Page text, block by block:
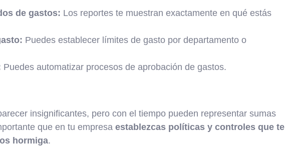
de gastos: Los reportes te muestran exactamente en qué estás
Puedes establecer límites de gasto por departamento o
Puedes automatizar procesos de aprobación de gastos.
insignificantes, pero con el tiempo pueden representar sumas
que en tu empresa establezcas políticas y controles que te
hormiga.